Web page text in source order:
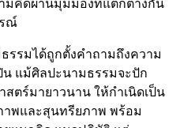
คิดผ่านมุมมองที่แตกต่างกัน
ณ์
รรมได้ถูกตั้งคำถามถึงความ
แม้ศิลปะนามธรรมจะปัก
ตร์มายาวนาน ให้กำเนิดเป็น
พและสุนทรียภาพ พร้อม